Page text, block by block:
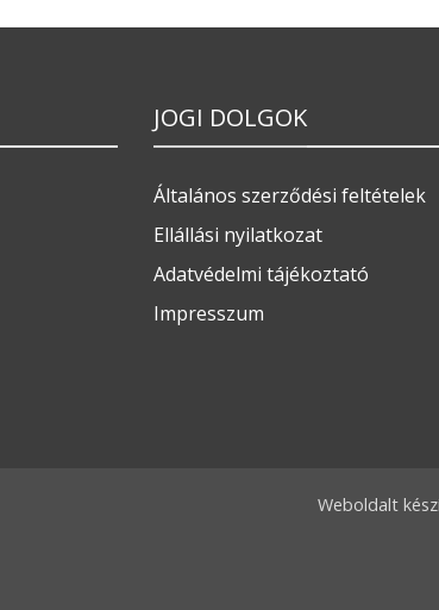
JOGI DOLGOK
Általános szerződési feltételek
Ellállási nyilatkozat
Adatvédelmi tájékoztató
Impresszum
Weboldalt